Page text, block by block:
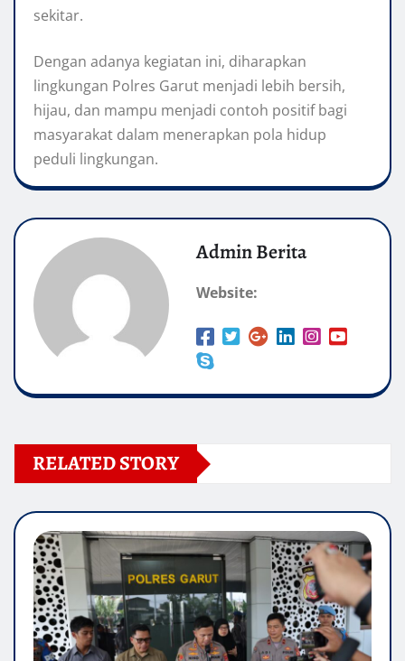
sekitar.
Dengan adanya kegiatan ini, diharapkan
lingkungan Polres Garut menjadi lebih bersih,
hijau, dan mampu menjadi contoh positif bagi
masyarakat dalam menerapkan pola hidup
peduli lingkungan.
Admin Berita
Website:
RELATED STORY